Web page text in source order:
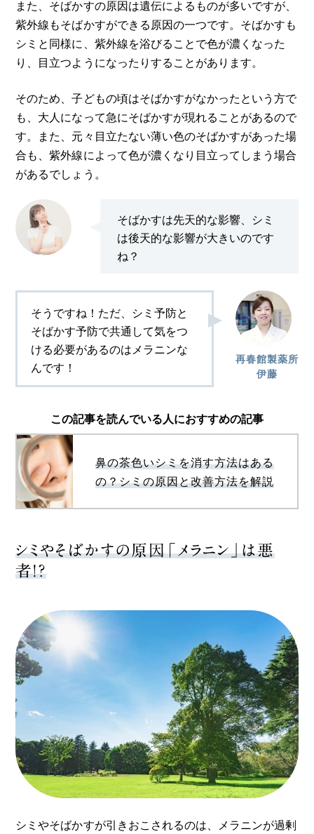
また、そばかすの原因は遺伝によるものが多いですが、
紫外線もそばかすができる原因の一つです。そばかすも
シミと同様に、紫外線を浴びることで色が濃くなった
り、目立つようになったりすることがあります。
そのため、子どもの頃はそばかすがなかったという方で
も、大人になって急にそばかすが現れることがあるので
す。また、元々目立たない薄い色のそばかすがあった場
合も、紫外線によって色が濃くなり目立ってしまう場合
があるでしょう。
そばかすは先天的な影響、シミ
は後天的な影響が大きいのです
ね？
再春館製薬所
伊藤
そうですね！ただ、シミ予防と
そばかす予防で共通して気をつ
ける必要があるのはメラニンな
んです！
この記事を読んでいる人におすすめの記事
鼻の茶色いシミを消す方法はある
の？シミの原因と改善方法を解説
シミやそばかすの原因「メラニン」は悪
者！？
シミやそばかすが引きおこされるのは、メラニンが過剰